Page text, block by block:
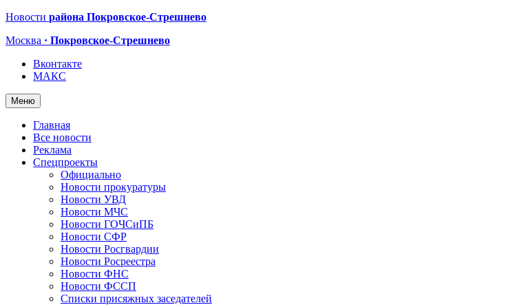
Новости района Покровское-Стрешнево
Москва · Покровское-Стрешнево
Вконтакте
МАКС
Меню
Главная
Все новости
Реклама
Спецпроекты
Официально
Новости прокуратуры
Новости УВД
Новости МЧС
Новости ГОЧСиПБ
Новости СФР
Новости Росгвардии
Новости Росреестра
Новости ФНС
Новости ФССП
Списки присяжных заседателей